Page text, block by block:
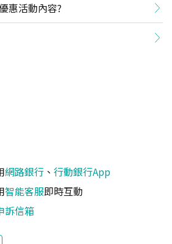
惠活動內容?
網路銀行 、 行動銀行App
智能客服即時互動
訴信箱